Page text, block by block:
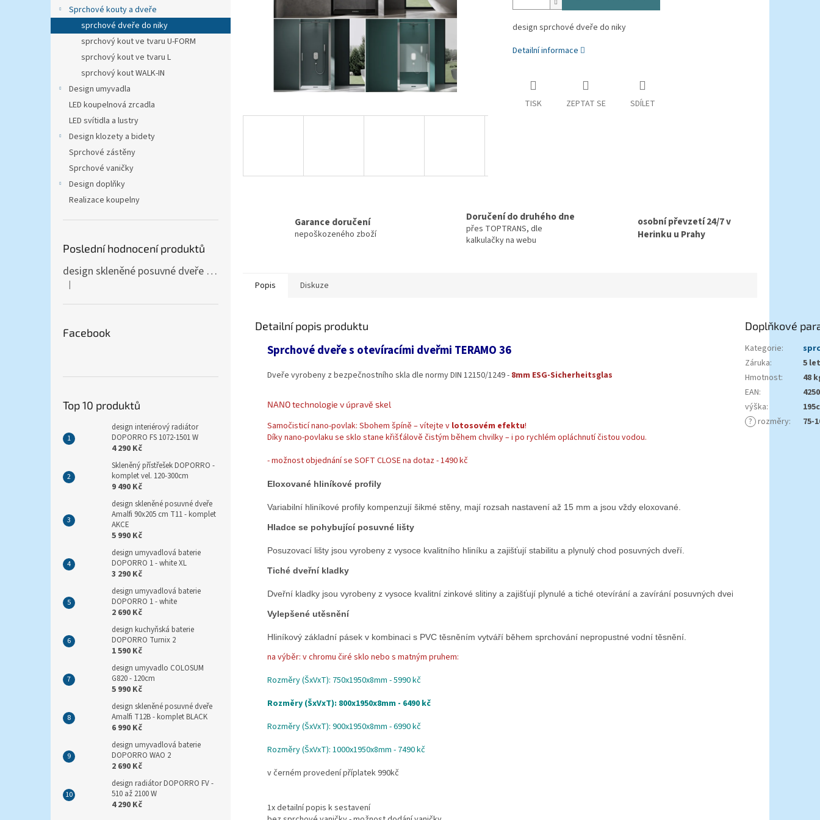
e
l
Sprchové kouty a dveře
sprchové dveře do niky
sprchový kout ve tvaru U-FORM
sprchový kout ve tvaru L
sprchový kout WALK-IN
Design umyvadla
LED koupelnová zrcadla
LED svítidla a lustry
Design klozety a bidety
Sprchové zástěny
Sprchové vaničky
Design doplňky
Realizace koupelny
Poslední hodnocení produktů
design skleněné posuvné dveře Amalfi 90x205 cm T12 - komplet AKCE
Hodnocení produktu je 5 z 5 hvězdiček.
|
Facebook
Top 10 produktů
design interiérový radiátor
DOPORRO FS 1072-1501 W
4 290 Kč
Skleněný přístřešek DOPORRO -
komplet vel. 120-300cm
9 490 Kč
design skleněné posuvné dveře
Amalfi 90x205 cm T11 - komplet
AKCE
5 990 Kč
design umyvadlová baterie
DOPORRO 1 - white XL
3 290 Kč
design umyvadlová baterie
DOPORRO 1 - white
2 690 Kč
design kuchyňská baterie
DOPORRO Turnix 2
1 590 Kč
design umyvadlo COLOSUM
G820 - 120cm
5 990 Kč
design skleněné posuvné dveře
Amalfi T12B - komplet BLACK
6 990 Kč
design umyvadlová baterie
DOPORRO WAO 2
2 690 Kč
design radiátor DOPORRO FV -
510 až 2100 W
4 290 Kč
design sprchové dveře do niky
Detailní informace
TISK ZEPTAT SE SDÍLET
Garance doručení
nepoškozeného zboží
Doručení do druhého dne
přes TOPTRANS, dle
kalkulačky na webu
osobní převzetí 24/7 v
Herinku u Prahy
Popis Diskuze
Detailní popis produktu
Sprchové dveře s otevíracími dveřmi TERAMO 36
Dveře vyrobeny z bezpečnostního skla dle normy DIN 12150/1249 - 8mm ESG-Sicherheitsglas
NANO technologie v úpravě skel
Samočisticí nano-povlak: Sbohem špíně – vítejte v lotosovém efektu!
Díky nano-povlaku se sklo stane křišťálově čistým během chvilky – i po rychlém opláchnutí čistou vodou.
- možnost objednání se SOFT CLOSE na dotaz - 1490 kč
Eloxované hliníkové profily
Variabilní hliníkové profily kompenzují šikmé stěny, mají rozsah nastavení až 15 mm a jsou vždy eloxované.
Hladce se pohybující posuvné lišty
Posuzovací lišty jsou vyrobeny z vysoce kvalitního hliníku a zajišťují stabilitu a plynulý chod posuvných dveří.
Tiché dveřní kladky
Dveřní kladky jsou vyrobeny z vysoce kvalitní zinkové slitiny a zajišťují plynulé a tiché otevírání a zavírání posuvných dveří.
Vylepšené utěsnění
Hliníkový základní pásek v kombinaci s PVC těsněním vytváří během sprchování nepropustné vodní těsnění.
na výběr: v chromu čiré sklo nebo s matným pruhem:
Rozměry (ŠxVxT): 750x1950x8mm - 5990 kč
Rozměry (ŠxVxT): 800x1950x8mm - 6490 kč
Rozměry (ŠxVxT): 900x1950x8mm - 6990 kč
Rozměry (ŠxVxT): 1000x1950x8mm - 7490 kč
v černém provedení příplatek 990kč
1x detailní popis k sestavení
Doplňkové
Kategorie:
Záruka:
5 let
Hmotnost:
48
EAN:
výška:
? rozměry: 75-